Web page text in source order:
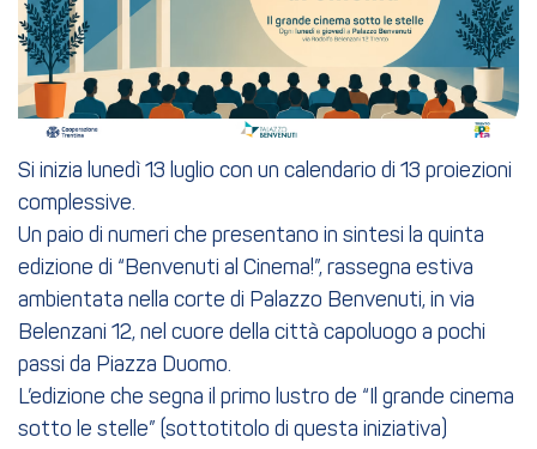
Si inizia lunedì 13 luglio con un calendario di 13 proiezioni
complessive.
Un paio di numeri che presentano in sintesi la quinta
edizione di “Benvenuti al Cinema!”, rassegna estiva
ambientata nella corte di Palazzo Benvenuti, in via
Belenzani 12, nel cuore della città capoluogo a pochi
passi da Piazza Duomo.
L’edizione che segna il primo lustro de “Il grande cinema
sotto le stelle” (sottotitolo di questa iniziativa)